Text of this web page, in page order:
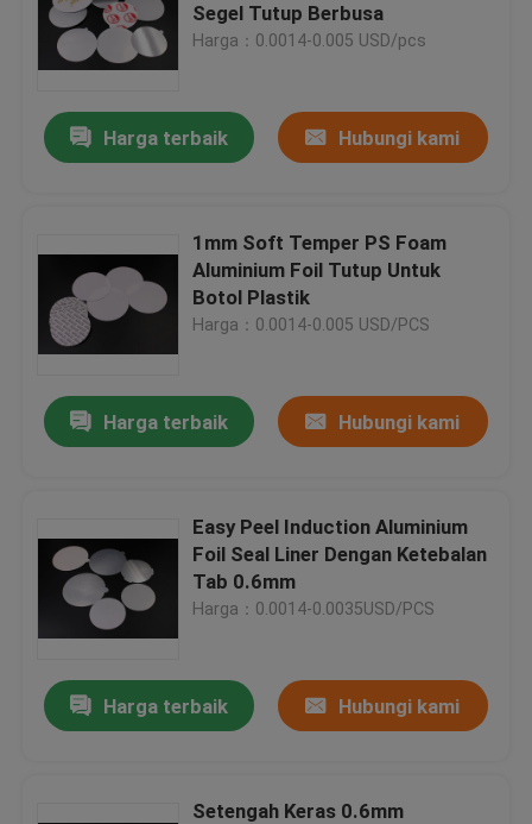
Produk
Video
Tentang kami
Kontrol Kualitas
Minta Kutipan
Cap Ujung Plastik
Segel Tutup Berbusa
Harga：0.0014-0.005 USD/pcs
Harga terbaik Hubungi kami
1mm Soft Temper PS Foam
Aluminium Foil Tutup Untuk
Botol Plastik
Harga：0.0014-0.005 USD/PCS
Harga terbaik Hubungi kami
Easy Peel Induction Aluminium
Foil Seal Liner Dengan Ketebalan
Tab 0.6mm
Harga：0.0014-0.0035USD/PCS
Harga terbaik Hubungi kami
Setengah Keras 0.6mm